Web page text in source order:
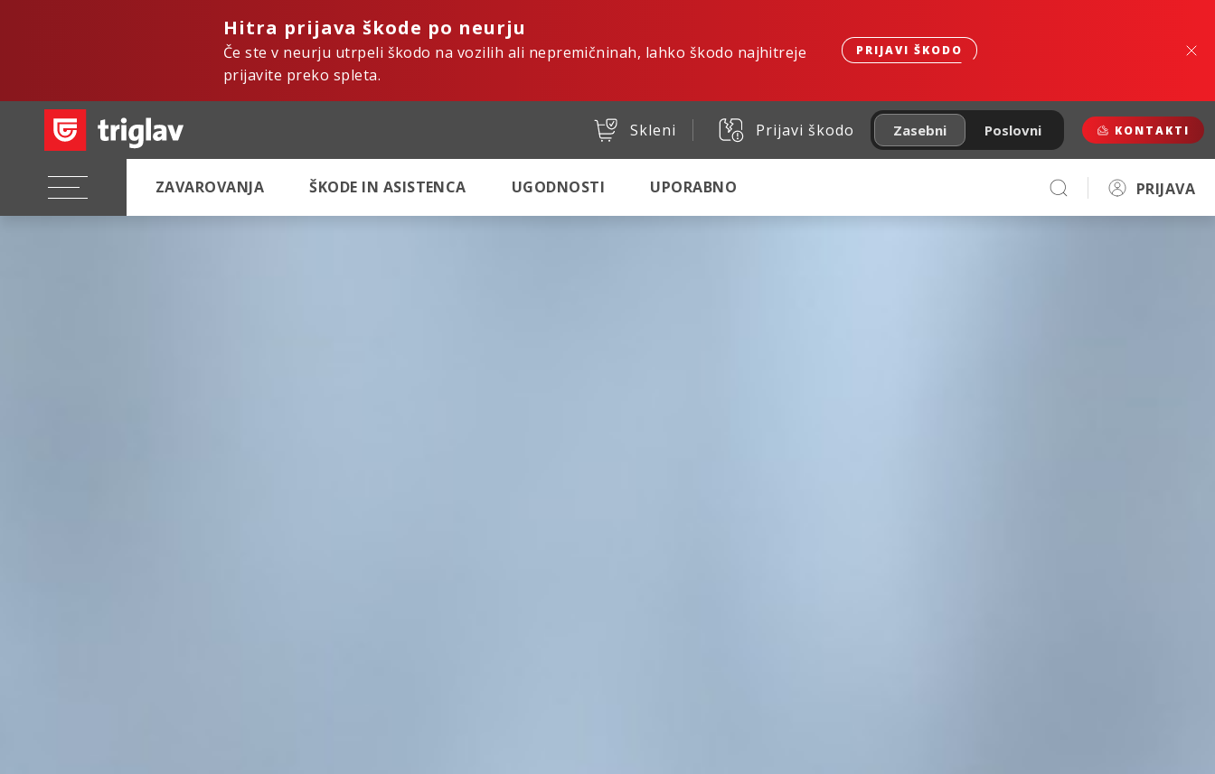
Hitra prijava škode po neurju
Če ste v neurju utrpeli škodo na vozilih ali nepremičninah, lahko škodo najhitreje
prijavite preko spleta.
PRIJAVI ŠKODO
Skleni Prijavi škodo Zasebni Poslovni KONTAKTI
ZAVAROVANJA ŠKODE IN ASISTENCA UGODNOSTI UPORABNO PRIJAVA